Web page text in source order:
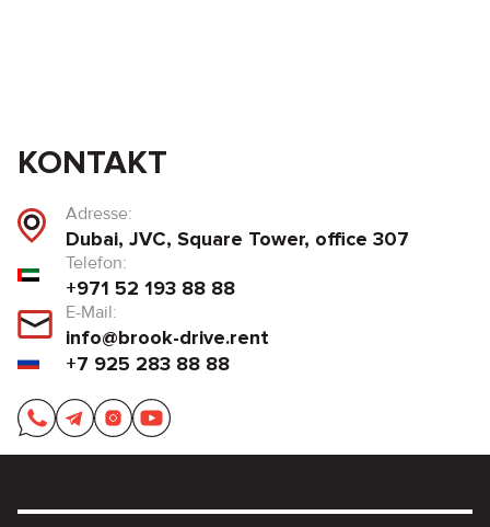
KONTAKT
Adresse:
Dubai, JVC, Square Tower, office 307
Telefon:
+971 52 193 88 88
E-Mail:
info@brook-drive.rent
+7 925 283 88 88